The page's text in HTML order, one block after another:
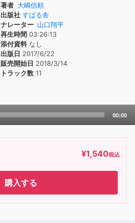
著者 大嶋信頼
出版社 すばる舎
ナレーター 山口翔平
再生時間 03:26:13
添付資料なし
出版日 2017/6/22
販売開始日 2018/3/14
トラック数 11
00:00
¥1,540税込
購入する